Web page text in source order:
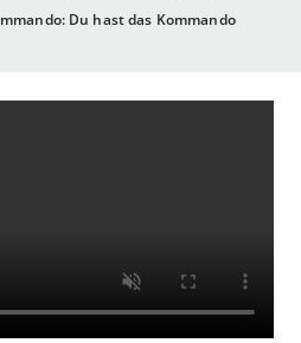
Du hast das Kommando